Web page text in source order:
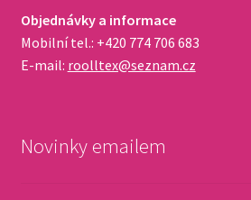
Objednávky a informace
Mobilní tel.: +420 774 706 683
E-mail: roolltex@seznam.cz
Novinky emailem